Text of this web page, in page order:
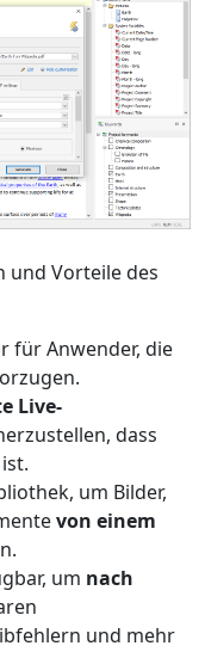
und Vorteile des
für Anwender, die
Live-
dass
um Bilder,
von einem
um nach
und mehr